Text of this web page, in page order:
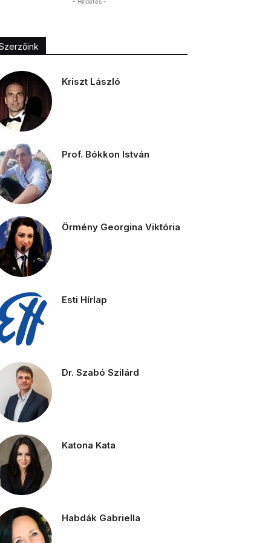
Kriszt László
Prof. Bókkon István
Örmény Georgina Viktória
Esti Hírlap
Dr. Szabó Szilárd
Katona Kata
Habdák Gabriella